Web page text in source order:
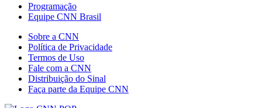
Programação
Equipe CNN Brasil
Sobre a CNN
Política de Privacidade
Termos de Uso
Fale com a CNN
Distribuição do Sinal
Faça parte da Equipe CNN